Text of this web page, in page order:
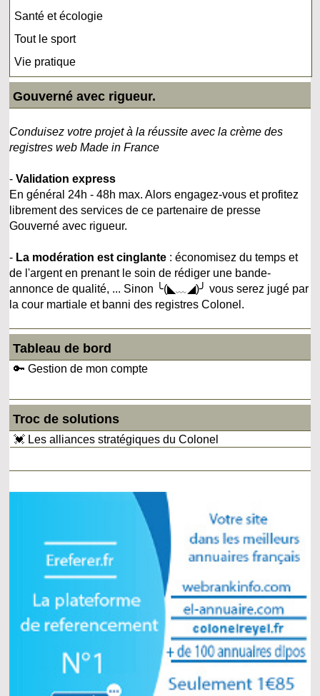
Santé et écologie
Tout le sport
Vie pratique
Gouverné avec rigueur.
Conduisez votre projet à la réussite avec la crème des
registres web Made in France
-Validation express
En général 24h - 48h max. Alors engagez-vous et profitez
librement des services de ce partenaire de presse
Gouverné avec rigueur.
- La modération est cinglante : économisez du temps et
de l'argent en prenant le soin de rédiger une bande-
annonce de qualité, ... Sinon ╰(◣﹏◢)╯ vous serez jugé par
la cour martiale et banni des registres Colonel.
Tableau de bord
🔑 Gestion de mon compte
Troc de solutions
💓 Les alliances stratégiques du Colonel